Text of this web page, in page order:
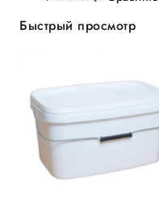
Быстрый просмотр